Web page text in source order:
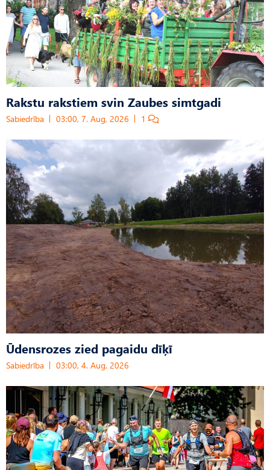
Rakstu rakstiem svin Zaubes simtgadi
Sabiedrība 03:00, 7. Aug, 2026 1
Ūdensrozes zied pagaidu dīķī
Sabiedrība 03:00, 4. Aug, 2026